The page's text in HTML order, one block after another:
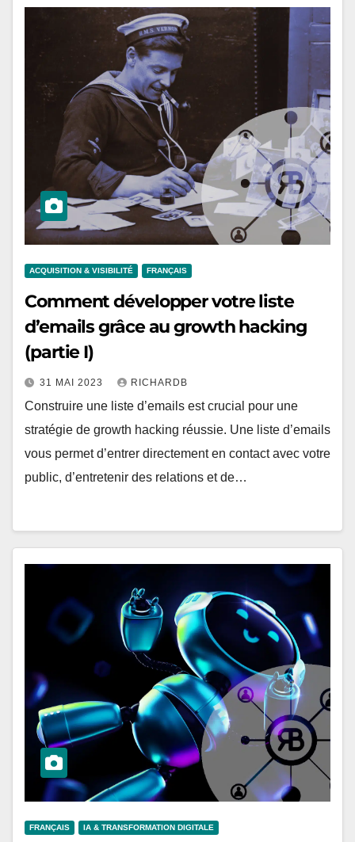
ACQUISITION & VISIBILITÉ FRANÇAIS
Comment développer votre liste
d’emails grâce au growth hacking
(partie I)
31 MAI 2023 RICHARDB
Construire une liste d’emails est crucial pour une
stratégie de growth hacking réussie. Une liste d’emails
vous permet d’entrer directement en contact avec votre
public, d’entretenir des relations et de…
FRANÇAIS IA & TRANSFORMATION DIGITALE